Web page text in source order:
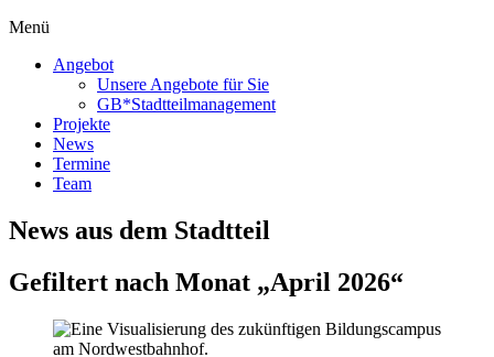
Menü
Angebot
Unsere Angebote für Sie
GB*Stadtteilmanagement
Projekte
News
Termine
Team
News aus dem Stadtteil
Gefiltert nach Monat „April 2026“